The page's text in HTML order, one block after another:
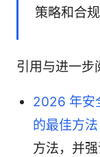
策略和合
引用与进一步
2026 年安
的最佳方法
方法，并